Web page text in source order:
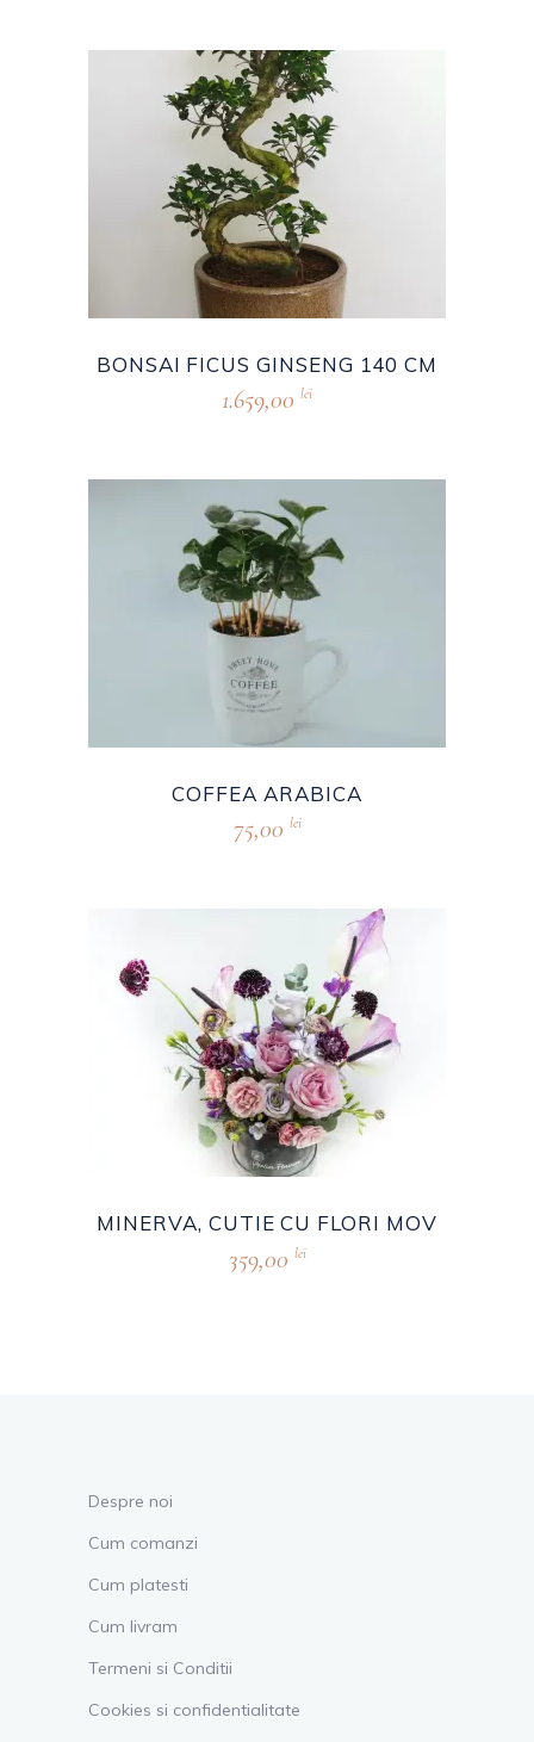
BONSAI FICUS GINSENG 140 CM
1.659,00 lei
COFFEA ARABICA
75,00 lei
MINERVA, CUTIE CU FLORI MOV
359,00 lei
Despre noi
Cum comanzi
Cum platesti
Cum livram
Termeni si Conditii
Cookies si confidentialitate